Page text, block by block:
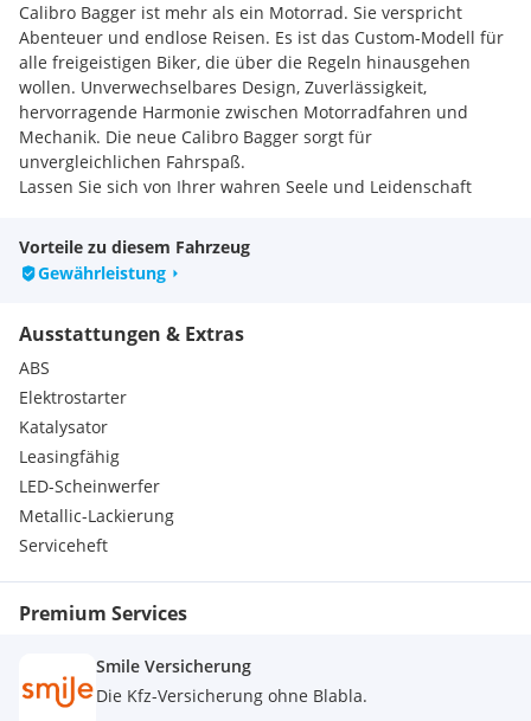
Calibro Bagger ist mehr als ein Motorrad. Sie verspricht
Abenteuer und endlose Reisen. Es ist das Custom-Modell für
alle freigeistigen Biker, die über die Regeln hinausgehen
wollen. Unverwechselbares Design, Zuverlässigkeit,
hervorragende Harmonie zwischen Motorradfahren und
Mechanik. Die neue Calibro Bagger sorgt für
unvergleichlichen Fahrspaß.
Lassen Sie sich von Ihrer wahren Seele und Leidenschaft
Vorteile zu diesem Fahrzeug
Gewährleistung
Ausstattungen & Extras
ABS
Elektrostarter
Katalysator
Leasingfähig
LED-Scheinwerfer
Metallic-Lackierung
Serviceheft
Premium Services
Smile Versicherung
Die Kfz-Versicherung ohne Blabla.